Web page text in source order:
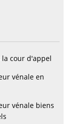
cour d'appel
vénale en
vénale biens